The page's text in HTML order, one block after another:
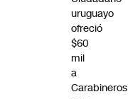
uruguayo
ofreció
$60
mil
a
Carabineros